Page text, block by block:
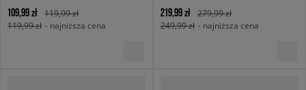
109,99 zł
119,99 zł
119,99 zł - najniższa cena
219,99 zł
279,99 zł
249,99 zł - najniższa cena